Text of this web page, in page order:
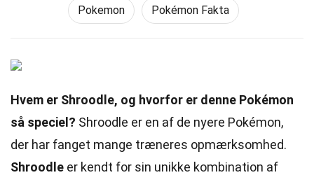
Pokemon Pokémon Fakta
Hvem er Shroodle, og hvorfor er denne Pokémon
så speciel? Shroodle er en af de nyere Pokémon,
der har fanget mange træneres opmærksomhed.
Shroodle er kendt for sin unikke kombination af